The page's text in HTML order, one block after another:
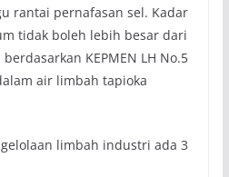
rantai pernafasan sel. Kadar
tidak boleh lebih besar dari
KEPMEN LH No.5
air limbah tapioka
limbah industri ada 3